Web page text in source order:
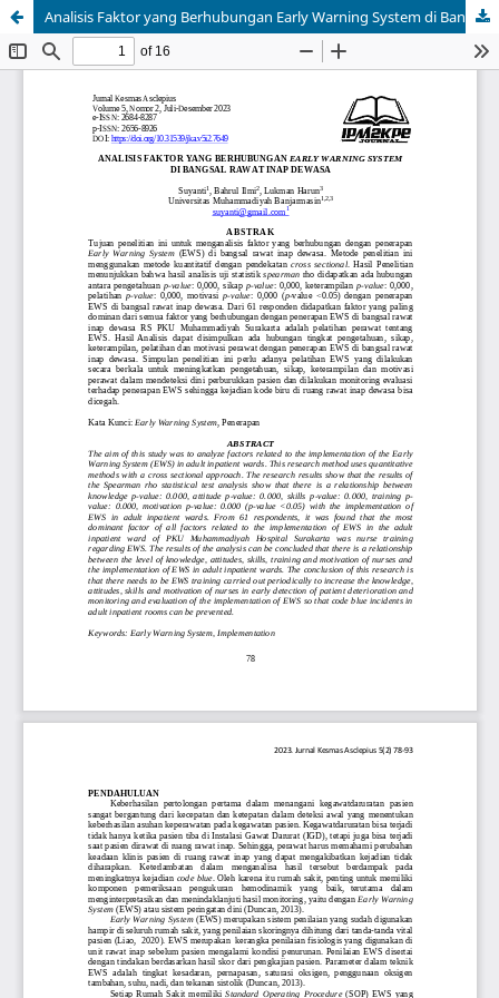
Analisis Faktor yang Berhubungan Early Warning System di Bangsal Rawat Inap Dewasa